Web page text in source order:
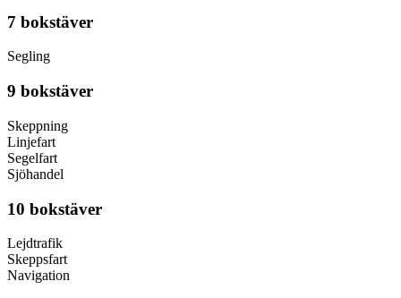
7 bokstäver
Segling
9 bokstäver
Skeppning
Linjefart
Segelfart
Sjöhandel
10 bokstäver
Lejdtrafik
Skeppsfart
Navigation